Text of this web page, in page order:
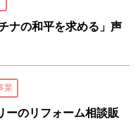
ナの和平を求める」声
業
ーのリフォーム相談販